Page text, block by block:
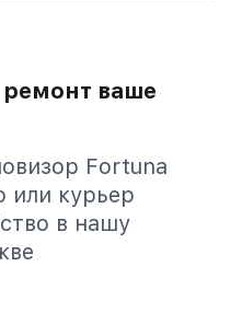
ваше
Fortuna
или курьер
в нашу